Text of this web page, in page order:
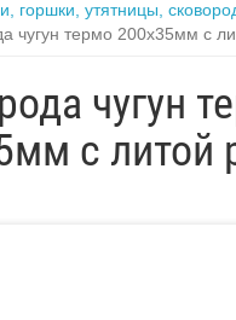
горшки, утятницы,
чугун термо 200х35мм с
чугун
с литой